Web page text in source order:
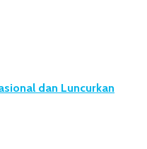
dan Luncurkan